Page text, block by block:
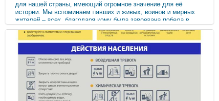
для нашей страны, имеющий огромное значение для её
истории. Мы вспоминаем павших и живых, воинов и мирных
жителей – всех, благодаря кому была завоевана победа в
детском саду ежегодно отмечается праздник 9 Мая – День
Победы. Педагоги нашего детского сада стараются следовать
одной простой и понятной всем истине: – пока мы помним и
чтим предков, завоевавших Победу в этой страшной войне,
мы можем передать своим детям высочайшие ценности -
патриотизм и любовь к своей Родине. С праздником! С днём
Великой Победы! Мира и счастья всем народам на Земле!
«Никто не забыт! Ничто не забыто!»